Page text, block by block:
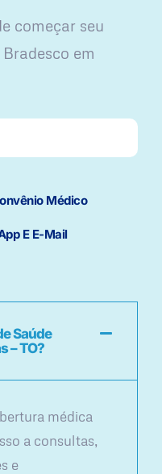
começar seu
em
Médico
E E-Mail
Saúde
– TO?
médica
a consultas,
e